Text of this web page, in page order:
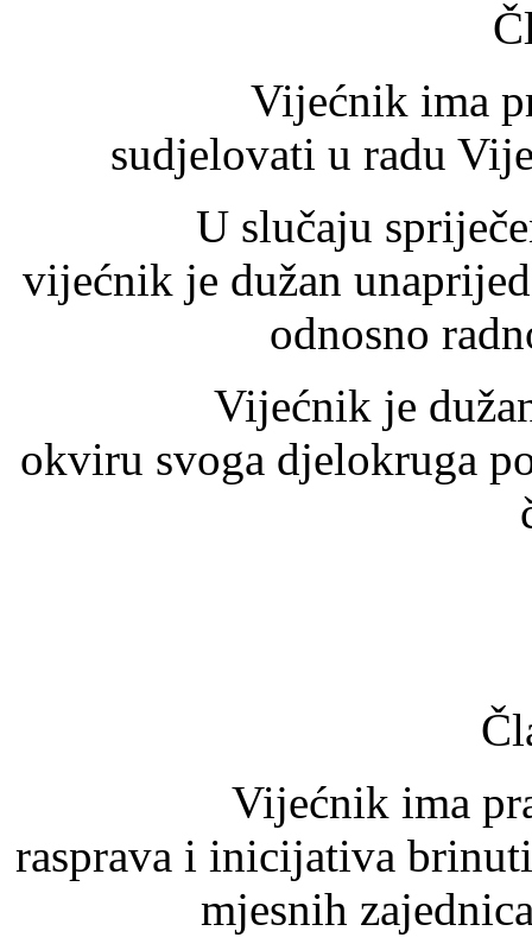
Vijećnik ima
sudjelovati u radu
U slučaju
vijećnik je dužan
odnosno
Vijećnik je dužan
okviru svoga djelokruga
Vijećnik ima
rasprava i inicijativa
mjesnih